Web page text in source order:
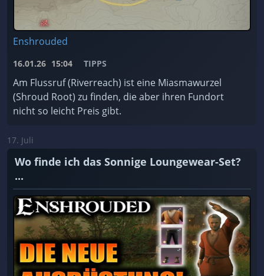
Enshrouded
16.01.26 15:04 TIPPS
Am Flussruf (Riverreach) ist eine Miasmawurzel
(Shroud Root) zu finden, die aber ihren Fundort
nicht so leicht Preis gibt.
17. Juli
Wo finde ich das Sonnige Loungewear-Set?
...